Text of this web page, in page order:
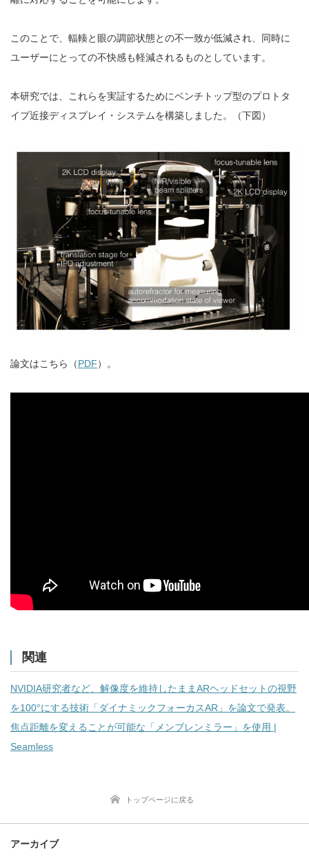
このことで、輻輳と眼の調節状態との不一致が低減され、同時に
ユーザーにとっての不快感も軽減されるものとしています。
本研究では、これらを実証するためにベンチトップ型のプロトタ
イプ近接ディスプレイ・システムを構築しました。（下図）
論文はこちら（PDF）。
関連
NVIDIA研究者など、解像度を維持したままARヘッドセットの視野
を100°にする技術「ダイナミックフォーカスAR」を論文で発表。
焦点距離を変えることが可能な「メンブレンミラー」を使用 |
Seamless
トップページに戻る
アーカイブ